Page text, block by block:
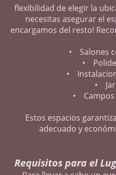
flexibilidad de elegir la
necesitas asegurar el
encargamos del resto!
• Salones
•
•
•
• Campos
Estos espacios
adecuado y
Requisitos para el